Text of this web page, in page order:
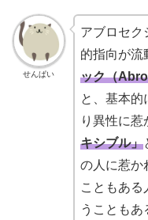
せんぱい
アブロセク
的指向が流
ック（
と、基本的
り異性に
キシブル」
の人に惹か
こともある
うこともあ